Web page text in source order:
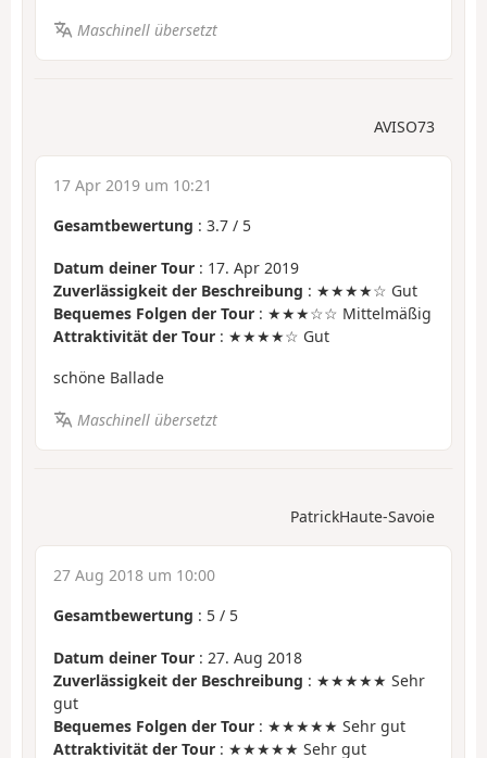
Maschinell übersetzt
AVISO73
17 Apr 2019 um 10:21
Gesamtbewertung : 3.7 / 5
Datum deiner Tour : 17. Apr 2019
Zuverlässigkeit der Beschreibung : ★★★★☆ Gut
Bequemes Folgen der Tour : ★★★☆☆ Mittelmäßig
Attraktivität der Tour : ★★★★☆ Gut
schöne Ballade
Maschinell übersetzt
PatrickHaute-Savoie
27 Aug 2018 um 10:00
Gesamtbewertung : 5 / 5
Datum deiner Tour : 27. Aug 2018
Zuverlässigkeit der Beschreibung : ★★★★★ Sehr
gut
Bequemes Folgen der Tour : ★★★★★ Sehr gut
Attraktivität der Tour : ★★★★★ Sehr gut